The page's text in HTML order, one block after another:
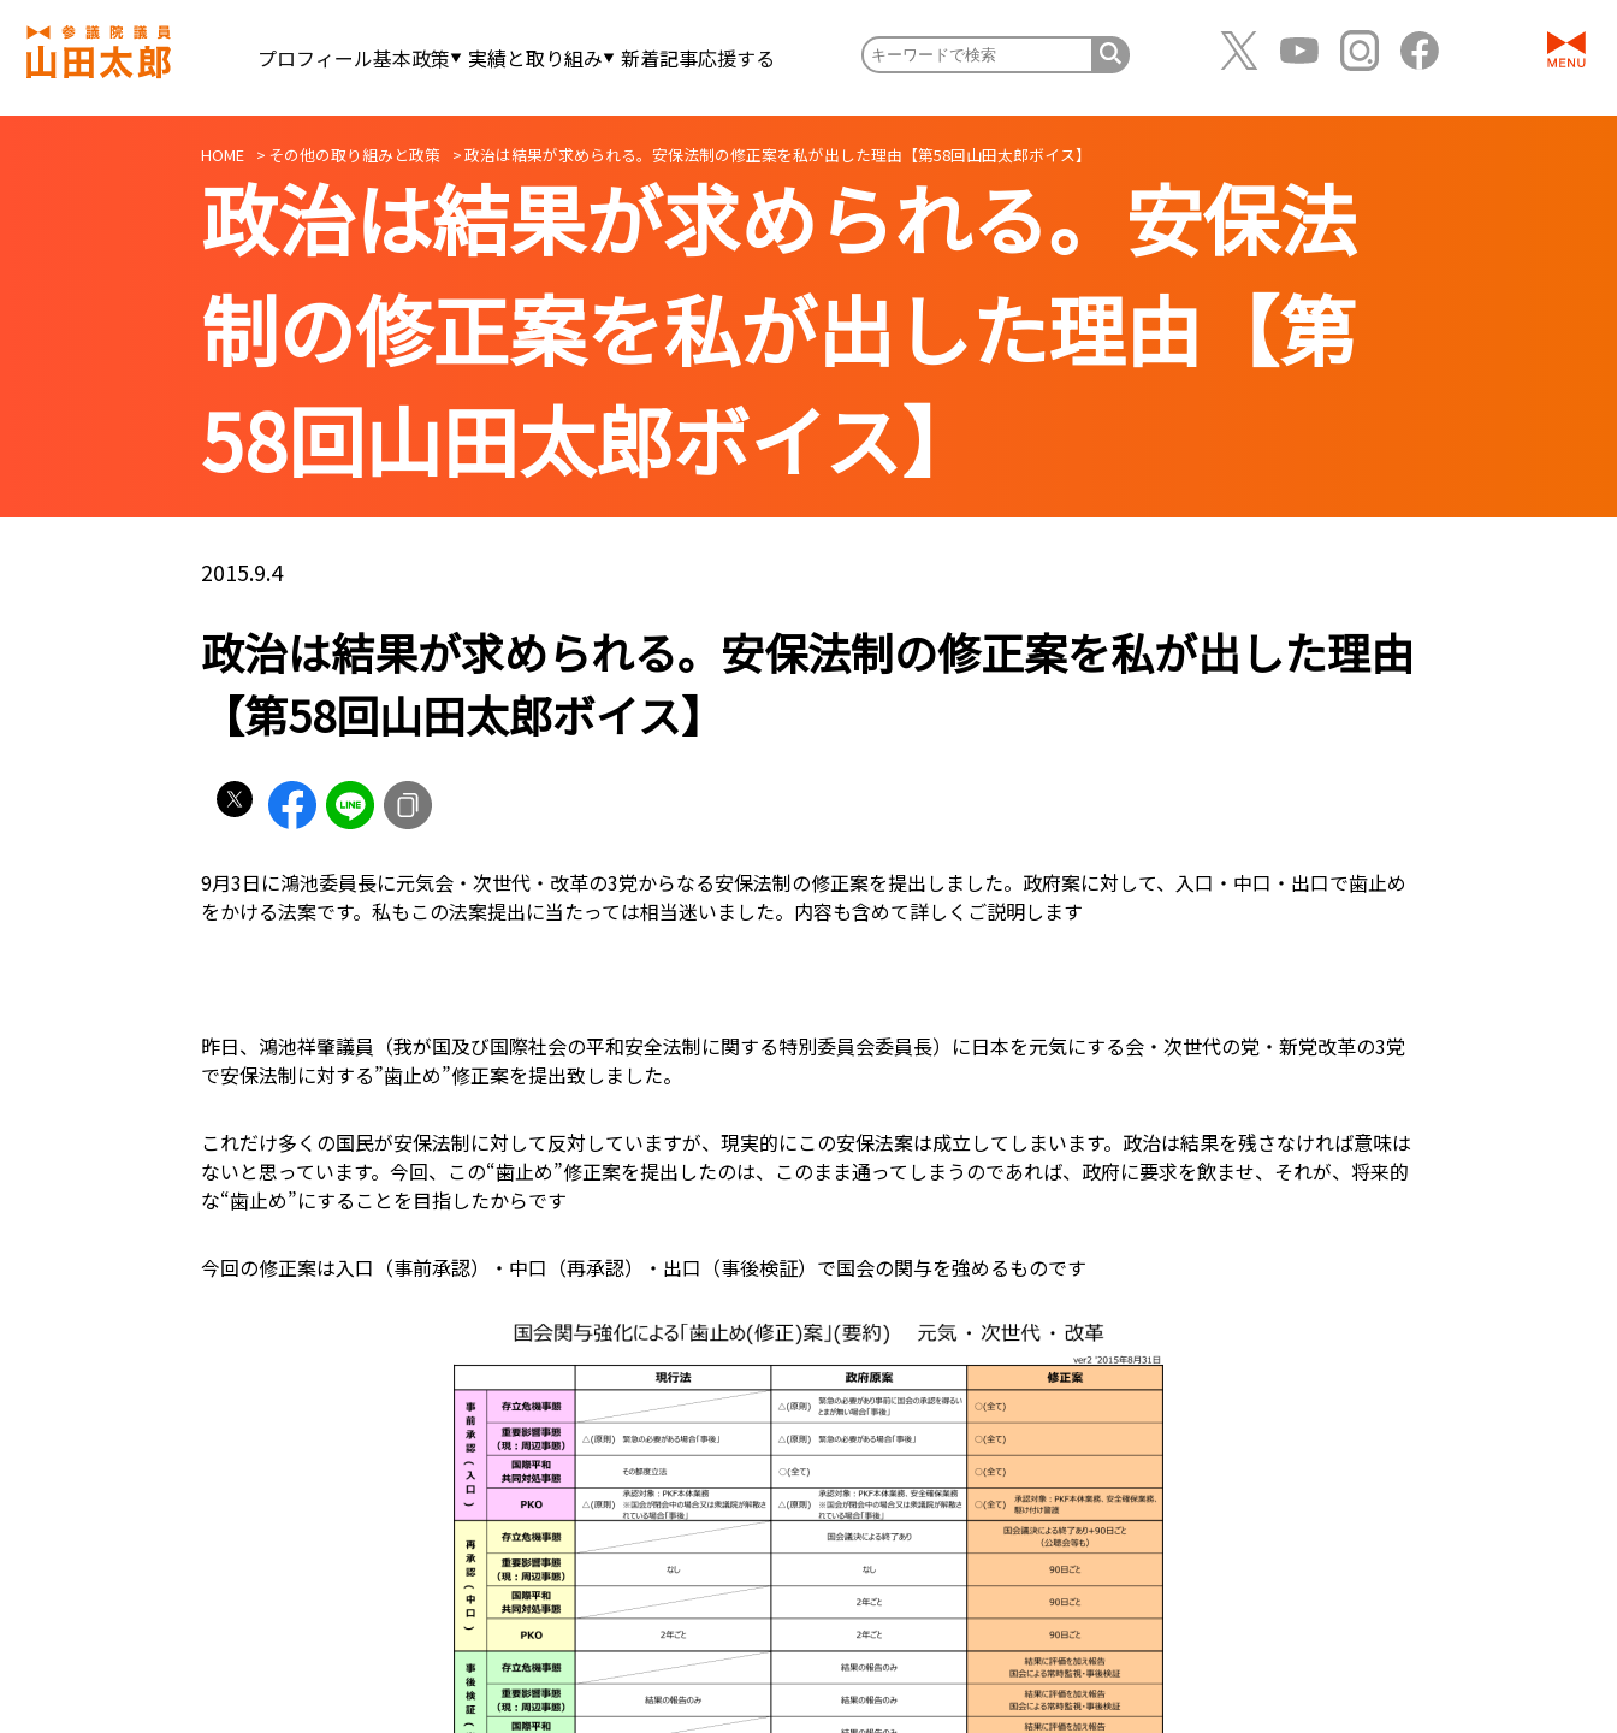
プロフィール基本政策 実績と取り組み 新着記事応援する
HOME その他の取り組みと政策 政治は結果が求められる。安保法制の修正案を私が出した理由【第58回山田太郎ボイス】
政治は結果が求められる。安保法
制の修正案を私が出した理由【第
58回山田太郎ボイス】
2015.9.4
政治は結果が求められる。安保法制の修正案を私が出した理由
【第58回山田太郎ボイス】
9月3日に鴻池委員長に元気会・次世代・改革の3党からなる安保法制の修正案を提出しました。政府案に対して、入口・中口・出口で歯止め
をかける法案です。私もこの法案提出に当たっては相当迷いました。内容も含めて詳しくご説明します
昨日、鴻池祥肇議員（我が国及び国際社会の平和安全法制に関する特別委員会委員長）に日本を元気にする会・次世代の党・新党改革の3党
で安保法制に対する”歯止め”修正案を提出致しました。
これだけ多くの国民が安保法制に対して反対していますが、現実的にこの安保法案は成立してしまいます。政治は結果を残さなければ意味は
ないと思っています。今回、この“歯止め”修正案を提出したのは、このまま通ってしまうのであれば、政府に要求を飲ませ、それが、将来的
な“歯止め”にすることを目指したからです
今回の修正案は入口（事前承認）・中口（再承認）・出口（事後検証）で国会の関与を強めるものです